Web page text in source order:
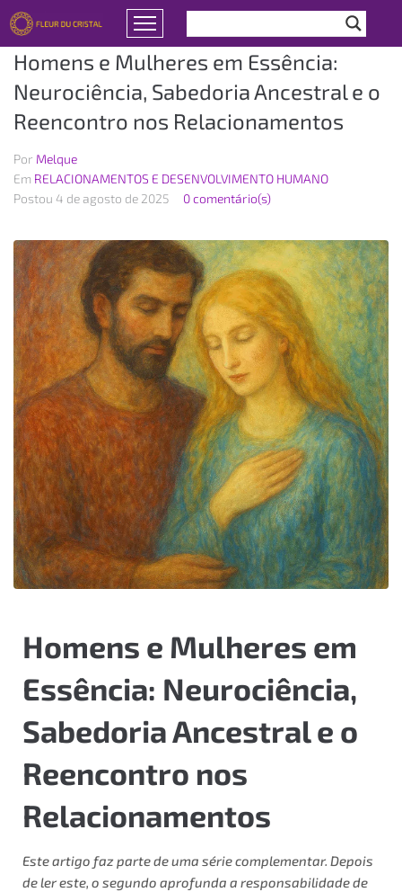
Homens e Mulheres em Essência:
Neurociência, Sabedoria Ancestral e o
Reencontro nos Relacionamentos
Por Melque
Em RELACIONAMENTOS E DESENVOLVIMENTO HUMANO
Postou 4 de agosto de 2025 0 comentário(s)
Homens e Mulheres em
Essência: Neurociência,
Sabedoria Ancestral e o
Reencontro nos
Relacionamentos
Este artigo faz parte de uma série complementar. Depois
de ler este, o segundo aprofunda a responsabilidade de